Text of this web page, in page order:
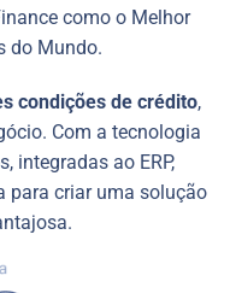
como o Melhor
do Mundo.
condições de crédito,
Com a tecnologia
integradas ao ERP,
para criar uma solução